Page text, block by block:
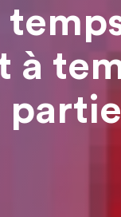
à
partiel